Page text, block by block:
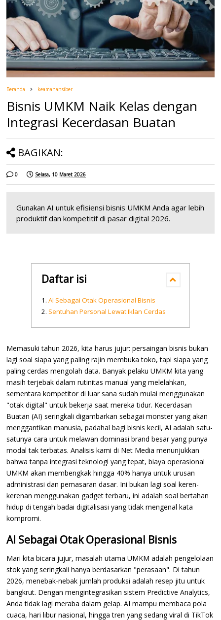
Beranda keamanansiber
Bisnis UMKM Naik Kelas dengan
Integrasi Kecerdasan Buatan
BAGIKAN:
0 Selasa, 10 Maret 2026
Gunakan AI untuk efisiensi bisnis UMKM Anda agar lebih
produktif dan kompetitif di pasar digital 2026.
Daftar isi
AI Sebagai Otak Operasional Bisnis
Sentuhan Personal Lewat Iklan Cerdas
Memasuki tahun 2026, kita harus jujur: persaingan bisnis bukan
lagi soal siapa yang paling rajin membuka toko, tapi siapa yang
paling cerdas mengolah data. Banyak pelaku UMKM kita yang
masih terjebak dalam rutinitas manual yang melelahkan,
sementara kompetitor di luar sana sudah mulai menggunakan
"otak digital" untuk bekerja saat mereka tidur. Kecerdasan
Buatan (AI) seringkali digambarkan sebagai monster yang akan
menggantikan manusia, padahal bagi bisnis kecil, AI adalah satu-
satunya cara untuk melawan dominasi brand besar yang punya
modal tak terbatas. Analisis kami di Net Media menunjukkan
bahwa tanpa integrasi teknologi yang tepat, biaya operasional
UMKM akan membengkak hingga 40% hanya untuk urusan
administrasi dan pemasaran dasar. Ini bukan lagi soal keren-
kerenan menggunakan gadget terbaru, ini adalah soal bertahan
hidup di tengah badai digitalisasi yang tidak mengenal kata
kompromi.
AI Sebagai Otak Operasional Bisnis
Mari kita bicara jujur, masalah utama UMKM adalah pengelolaan
stok yang seringkali hanya berdasarkan "perasaan". Di tahun
2026, menebak-nebak jumlah produksi adalah resep jitu untuk
bangkrut. Dengan mengintegrasikan sistem Predictive Analytics,
Anda tidak lagi meraba dalam gelap. AI mampu membaca pola
cuaca, hari libur nasional, hingga tren yang sedang viral di TikTok